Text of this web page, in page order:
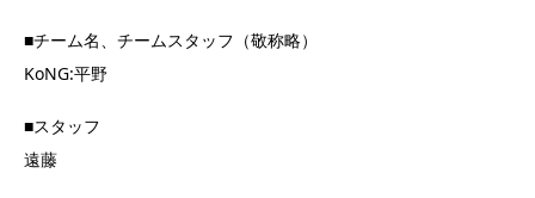
■チーム名、チームスタッフ（敬称略）
KoNG:平野
■スタッフ
遠藤